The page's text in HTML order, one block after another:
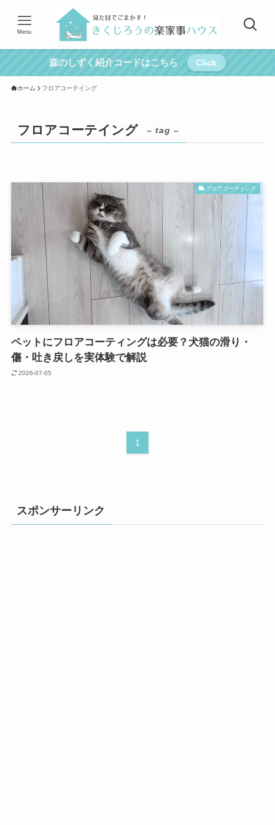
Menu
森のしずく紹介コードはこちら Click
ホーム フロアコーテイング
フロアコーテイング – tag –
フロアコーティング
ペットにフロアコーティングは必要？犬猫の滑り・
傷・吐き戻しを実体験で解説
2026-07-05
1
スポンサーリンク